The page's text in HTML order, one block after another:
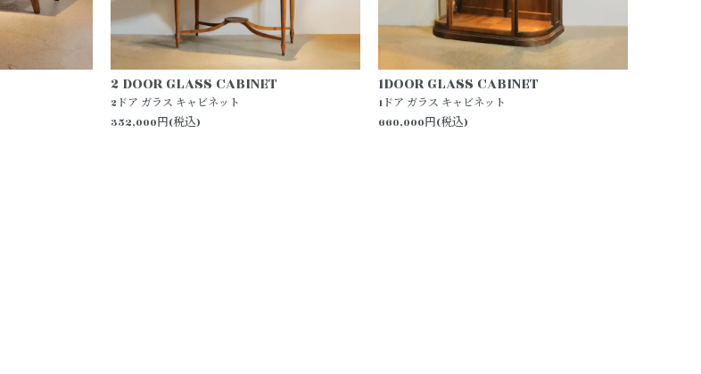
2 DOOR GLASS CABINET
2ドア ガラス キャビネット
352,000円(税込)
1DOOR GLASS CABINET
1ドア ガラス キャビネット
660,000円(税込)